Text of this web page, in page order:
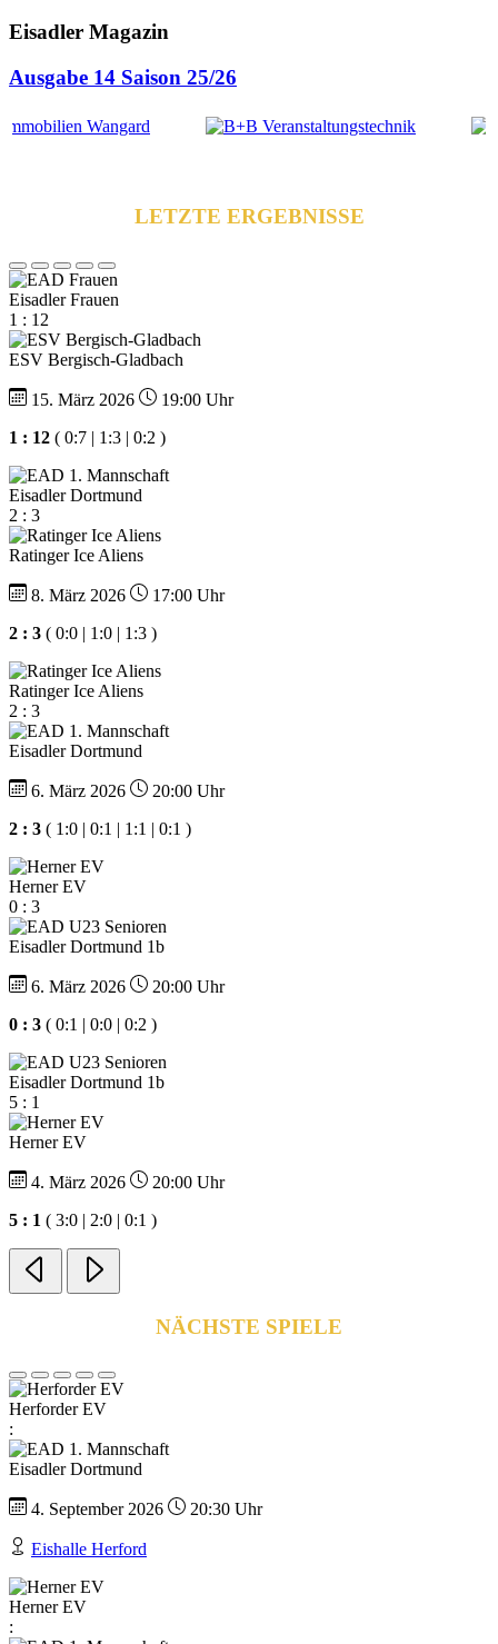
Eisadler Magazin
Ausgabe 14 Saison 25/26
LETZTE ERGEBNISSE
Eisadler Frauen
1 : 12
ESV Bergisch-Gladbach
15. März 2026
19:00 Uhr
1 : 12 ( 0:7 | 1:3 | 0:2 )
Eisadler Dortmund
2 : 3
Ratinger Ice Aliens
8. März 2026
17:00 Uhr
2 : 3 ( 0:0 | 1:0 | 1:3 )
Ratinger Ice Aliens
2 : 3
Eisadler Dortmund
6. März 2026
20:00 Uhr
2 : 3 ( 1:0 | 0:1 | 1:1 | 0:1 )
Herner EV
0 : 3
Eisadler Dortmund 1b
6. März 2026
20:00 Uhr
0 : 3 ( 0:1 | 0:0 | 0:2 )
Eisadler Dortmund 1b
5 : 1
Herner EV
4. März 2026
20:00 Uhr
5 : 1 ( 3:0 | 2:0 | 0:1 )
NÄCHSTE SPIELE
Herforder EV
:
Eisadler Dortmund
4. September 2026 20:30 Uhr
Eishalle Herford
Herner EV
: